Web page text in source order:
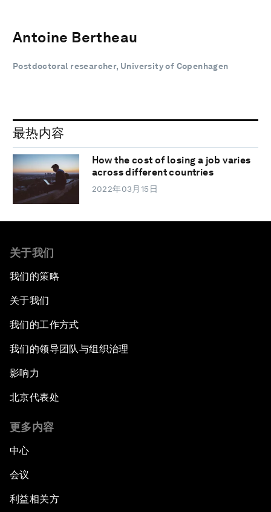
Antoine Bertheau
Postdoctoral researcher, University of Copenhagen
最热内容
How the cost of losing a job varies
across different countries
2022年03月15日
关于我们
我们的策略
关于我们
我们的工作方式
我们的领导团队与组织治理
影响力
北京代表处
更多内容
中心
会议
利益相关方